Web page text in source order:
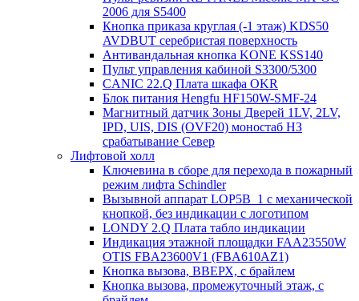
2006 для S5400
Кнопка приказа круглая (-1 этаж) KDS50
AVDBUT серебристая поверхность
Антивандальная кнопка KONE KSS140
Пульт управления кабиной S3300/5300
CANIC 22.Q Плата шкафа OKR
Блок питания Hengfu HF150W-SMF-24
Магнитный датчик Зоны Дверей 1LV, 2LV,
IPD, UIS, DIS (OVF20) моностаб НЗ
срабатывание Cевер
Лифтовой холл
Ключевина в сборе для перехода в пожарный
режим лифта Schindler
Вызывной аппарат LOP5B_1 с механической
кнопкой, без индикации с логотипом
LONDY 2.Q Плата табло индикации
Индикация этажной площадки FAA23550W
OTIS FBA23600V1 (FBA610AZ1)
Кнопка вызова, ВВЕРХ, с брайлем
Кнопка вызова, промежуточный этаж, с